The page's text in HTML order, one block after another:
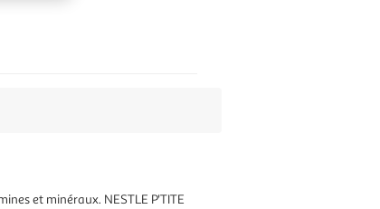
et minéraux. NESTLE P'TITE